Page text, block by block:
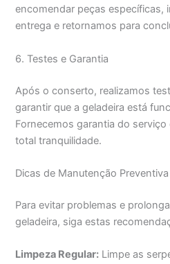
encomendar peças específicas,
entrega e retornamos para
6. Testes e Garantia
Após o conserto, realizamos
garantir que a geladeira está
Fornecemos garantia do
total tranquilidade.
Dicas de Manutenção Preventiva
Para evitar problemas e
geladeira, siga estas
Limpeza Regular: Limpe as